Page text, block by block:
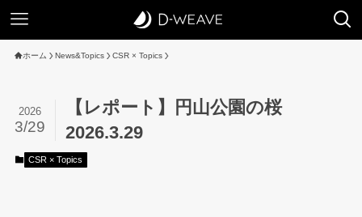
ホーム News&Topics CSR × Topics
【レポート】円山公園の桜
2026.3.29
2026
3/29
CSR × Topics